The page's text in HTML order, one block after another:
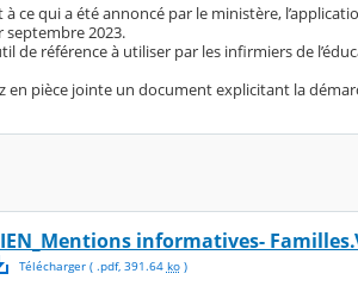
ce qui a été annoncé par le ministère,
2023.
de référence à utiliser par les infirmiers de
en pièce jointe un document explicitant la
informatives-
Télécharger( .pdf, 391.64 ko)